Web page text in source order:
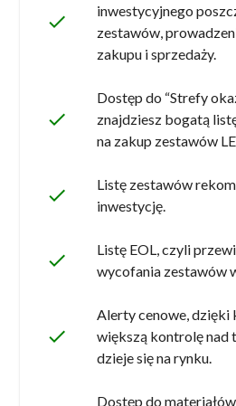
done
inwestycyjnego
zestawów,
zakupu i sprzedaży.
done
Dostęp do “Strefy
znajdziesz bogatą
na zakup zestawów
done
Listę zestawów
inwestycję.
done
Listę EOL, czyli
wycofania zestawów
done
Alerty cenowe, dzięki
większą kontrolę nad
dzieje się na rynku.
Dostęp do